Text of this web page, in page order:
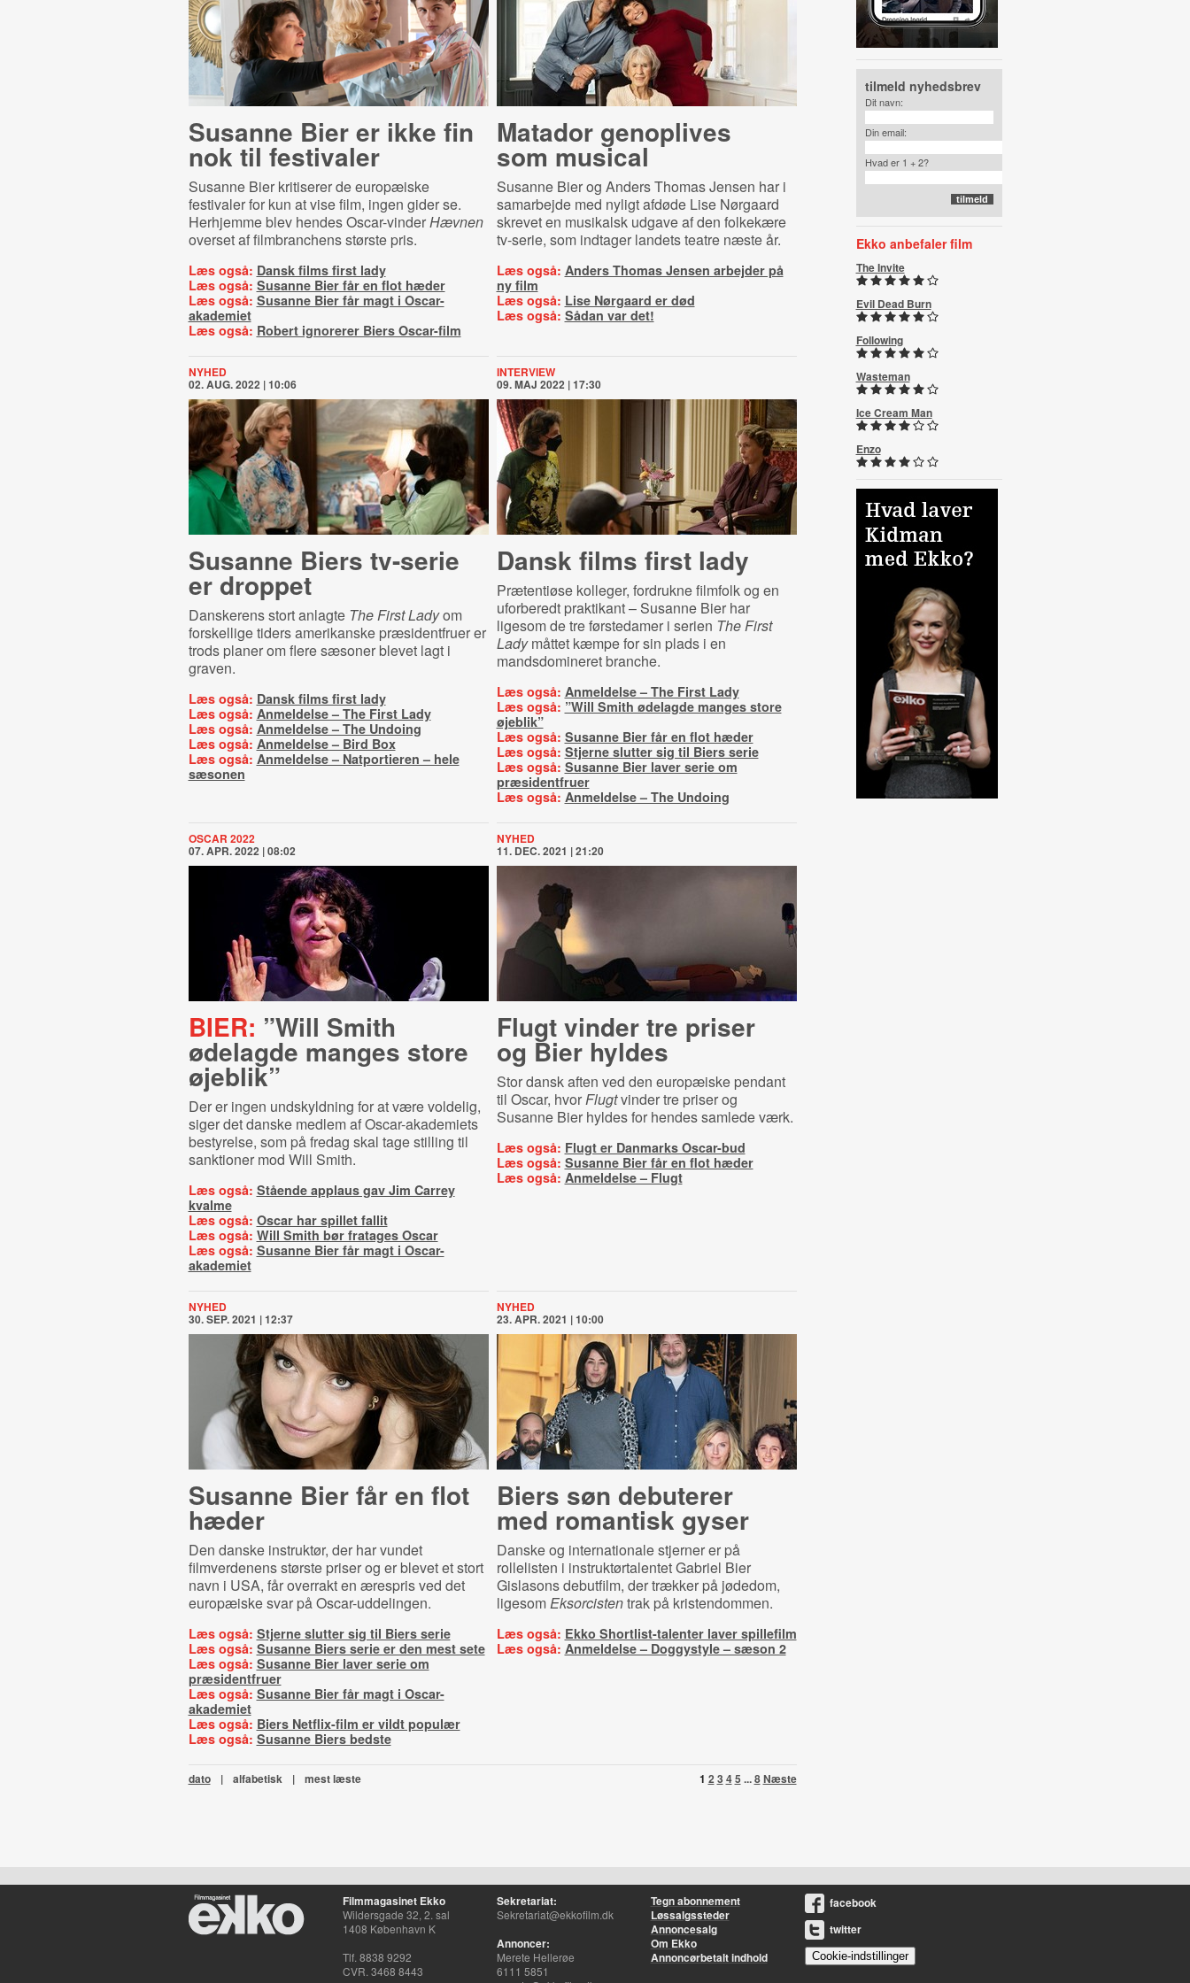
Susanne Bier er ikke fin
nok til festivaler
Susanne Bier kritiserer de europæiske
festivaler for kun at vise film, ingen gider se.
Herhjemme blev hendes Oscar-vinderHævnen
overset af filmbranchens største pris.
Læs også: Dansk films first lady
Læs også: Susanne Bier får en flot hæder
Læs også: Susanne Bier får magt i Oscar-
akademiet
Læs også: Robert ignorerer Biers Oscar-film
Matador genoplives
som musical
Susanne Bier og Anders Thomas Jensen har i
samarbejde med nyligt afdøde Lise Nørgaard
skrevet en musikalsk udgave af den folkekære
tv-serie, som indtager landets teatre næste år.
Læs også: Anders Thomas Jensen arbejder på
ny film
Læs også: Lise Nørgaard er død
Læs også: Sådan var det!
NYHED
02. AUG. 2022 | 10:06
Susanne Biers tv-serie
er droppet
Danskerens stort anlagte The First Ladyom
forskellige tiders amerikanske præsidentfruer er
trods planer om flere sæsoner blevet lagt i
graven.
Læs også: Dansk films first lady
Læs også: Anmeldelse – The First Lady
Læs også: Anmeldelse – The Undoing
Læs også: Anmeldelse – Bird Box
Læs også: Anmeldelse – Natportieren – hele
sæsonen
INTERVIEW
09. MAJ 2022 | 17:30
Dansk films first lady
Prætentiøse kolleger, fordrukne filmfolk og en
uforberedt praktikant – Susanne Bier har
ligesom de tre førstedamer i serien The First
Ladymåttet kæmpe for sin plads i en
mandsdomineret branche.
Læs også: Anmeldelse – The First Lady
Læs også: ”Will Smith ødelagde manges store
øjeblik”
Læs også: Susanne Bier får en flot hæder
Læs også: Stjerne slutter sig til Biers serie
Læs også: Susanne Bier laver serie om
præsidentfruer
Læs også: Anmeldelse – The Undoing
OSCAR 2022
07. APR. 2022 | 08:02
BIER: ”Will Smith
ødelagde manges store
øjeblik”
Der er ingen undskyldning for at være voldelig,
siger det danske medlem af Oscar-akademiets
bestyrelse, som på fredag skal tage stilling til
sanktioner mod Will Smith.
Læs også: Stående applaus gav Jim Carrey
kvalme
Læs også: Oscar har spillet fallit
Læs også: Will Smith bør fratages Oscar
Læs også: Susanne Bier får magt i Oscar-
akademiet
NYHED
11. DEC. 2021 | 21:20
Flugt vinder tre priser
og Bier hyldes
Stor dansk aften ved den europæiske pendant
til Oscar, hvorFlugtvinder tre priser og
Susanne Bier hyldes for hendes samlede værk.
Læs også: Flugt er Danmarks Oscar-bud
Læs også: Susanne Bier får en flot hæder
Læs også: Anmeldelse – Flugt
NYHED
30. SEP. 2021 | 12:37
Susanne Bier får en flot
hæder
Den danske instruktør, der har vundet
filmverdenens største priser og er blevet et stort
navn i USA, får overrakt en ærespris ved det
europæiske svar på Oscar-uddelingen.
Læs også: Stjerne slutter sig til Biers serie
Læs også: Susanne Biers serie er den mest sete
Læs også: Susanne Bier laver serie om
præsidentfruer
Læs også: Susanne Bier får magt i Oscar-
akademiet
Læs også: Biers Netflix-film er vildt populær
Læs også: Susanne Biers bedste
NYHED
23. APR. 2021 | 10:00
Biers søn debuterer
med romantisk gyser
Danske og internationale stjerner er på
rollelisten i instruktørtalentet Gabriel Bier
Gislasons debutfilm, der trækker på jødedom,
ligesomEksorcistentrak på kristendommen.
Læs også: Ekko Shortlist-talenter laver spillefilm
Læs også: Anmeldelse – Doggystyle – sæson 2
1 2 3 45 ...8Næste
dato | alfabetisk | mest læste
tilmeld nyhedsbrev
Dit navn:
Din email:
Hvad er 1 + 2?
Ekko anbefaler film
The Invite
Evil Dead Burn
Following
Wasteman
Ice Cream Man
Enzo
Filmmagasinet Ekko
Wildersgade 32, 2. sal
1408 København K
Tlf. 8838 9292
CVR. 3468 8443
Sekretariat:
Sekretariat@ekkofilm.dk
Annoncer:
Merete Hellerøe
6111 5851
Tegn abonnement
Løssalgssteder
Annoncesalg
Om Ekko
Annoncørbetalt indhold
facebook
twitter
Cookie-indstillinger